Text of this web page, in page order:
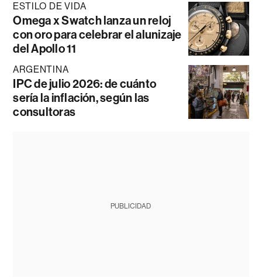
ESTILO DE VIDA
Omega x Swatch lanza un reloj
con oro para celebrar el alunizaje
del Apollo 11
ARGENTINA
IPC de julio 2026: de cuánto
sería la inflación, según las
consultoras
PUBLICIDAD